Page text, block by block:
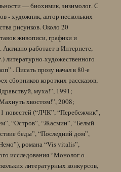
— биохимик, энзимолог. С
- художник, автор нескольких
рисунков. Около 20
живописи, графики и
работает в Интернете,
литературно-художественного
. Писать прозу начал в 80-е
сборников коротких рассказов,
муха!”, 1991;
хвостом!”, 2008;
повестей (“ЛЧК”, “Перебежчик”,
“Остров”, “Жасмин”, “Белый
беды”, “Последний дом”,
романа “Vis vitalis”,
исследования “Монолог о
литературных конкурсов,